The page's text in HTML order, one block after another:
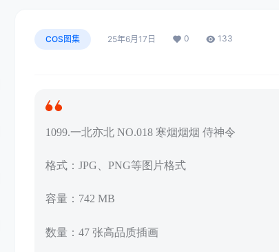
COS图集 25年6月17日 0 133
1099.一北亦北 NO.018 寒烟烟烟 侍神令
格式：JPG、PNG等图片格式
容量：742 MB
数量：47 张高品质插画